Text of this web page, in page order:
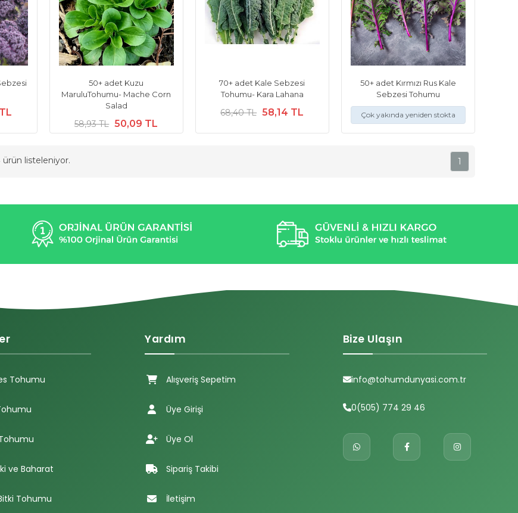
50+ adet Kuzu
MaruluTohumu- Mache Corn
Salad
58,93 TL 50,09 TL
70+ adet Kale Sebzesi
Tohumu- Kara Lahana
68,40 TL 58,14 TL
50+ adet Kırmızı Rus Kale
Sebzesi Tohumu
Çok yakında yeniden stokta
ürün listeleniyor. 1
Tohumu
ve Baharat
Tohumu
Yardım
Alışveriş Sepetim
Üye Girişi
Üye Ol
Sipariş Takibi
İletişim
Bize Ulaşın
info@tohumdunyasi.com.tr
0(505) 774 29 46